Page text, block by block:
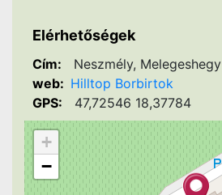
Elérhetőségek
Cím:
Neszmély, Melegeshegy
web: Hilltop Borbirtok
GPS:
47,72546 18,37784
+
−